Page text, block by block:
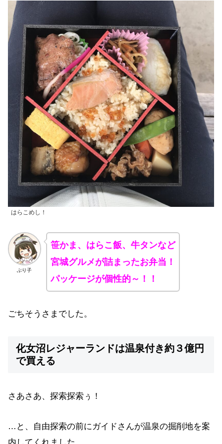
はらこめし！
ぶり子
笹かま、はらこ飯、牛タンなど
宮城グルメが詰まったお弁当！
パッケージが個性的～！！
ごちそうさまでした。
化女沼レジャーランドは温泉付き約３億円
で買える
さあさあ、探索探索ぅ！
…と、自由探索の前にガイドさんが温泉の掘削地を案
内してくれました。